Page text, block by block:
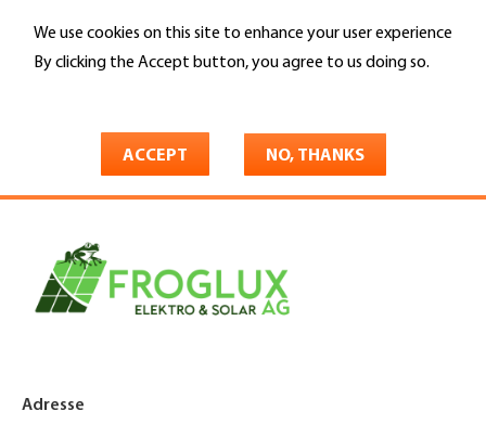
We use cookies on this site to enhance your user experience
By clicking the Accept button, you agree to us doing so.
ACCEPT NO, THANKS
main
Search
FrogLux AG
Adresse